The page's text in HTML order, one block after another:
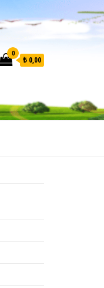
0
₺ 0,00